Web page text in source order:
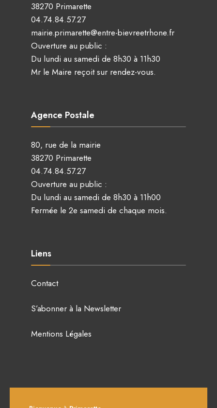
38270 Primarette
04.74.84.57.27
mairie.primarette@entre-bievreetrhone.fr
Ouverture au public :
Du lundi au samedi de 8h30 à 11h30
Mr le Maire reçoit sur rendez-vous.
Agence Postale
80, rue de la mairie
38270 Primarette
04.74.84.57.27
Ouverture au public :
Du lundi au samedi de 8h30 à 11h00
Fermée le 2e samedi de chaque mois.
Liens
Contact
S’abonner à la Newsletter
Mentions Légales